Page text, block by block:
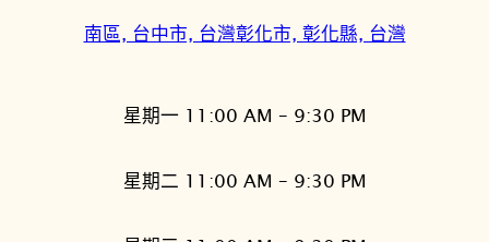
南區, 台中市, 台灣彰化市, 彰化縣, 台灣
星期一 11:00 AM – 9:30 PM
星期二 11:00 AM – 9:30 PM